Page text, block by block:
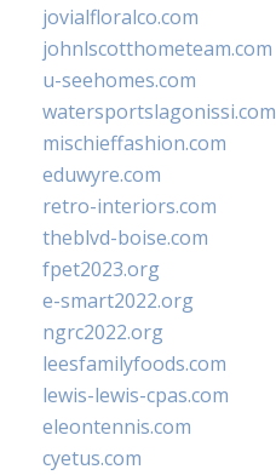
jovialfloralco.com
johnlscotthometeam.com
u-seehomes.com
watersportslagonissi.com
mischieffashion.com
eduwyre.com
retro-interiors.com
theblvd-boise.com
fpet2023.org
e-smart2022.org
ngrc2022.org
leesfamilyfoods.com
lewis-lewis-cpas.com
eleontennis.com
cyetus.com